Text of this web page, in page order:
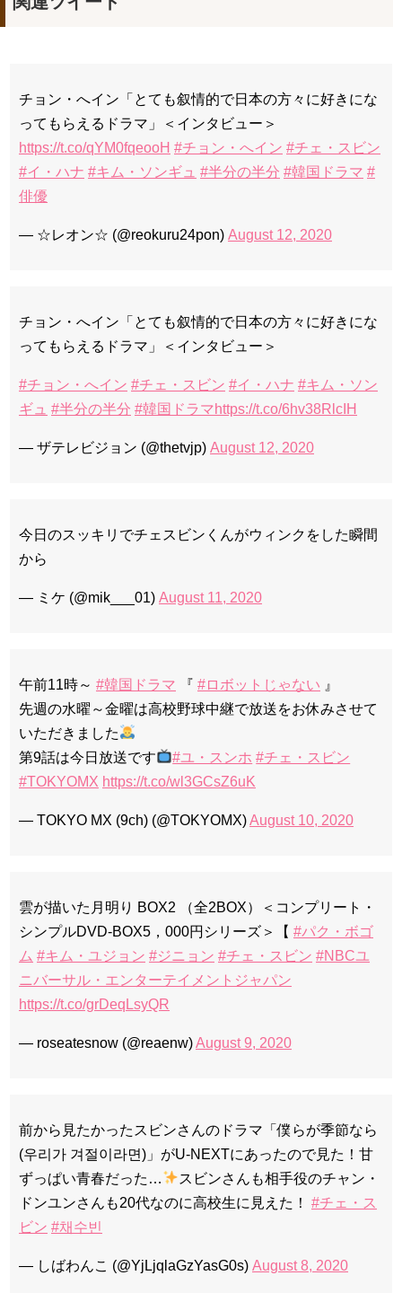
チョン・へイン「とても叙情的で日本の方々に好きにな
ってもらえるドラマ」＜インタビュー＞
https://t.co/qYM0fqeooH #チョン・へイン #チェ・スビン
#イ・ハナ #キム・ソンギュ #半分の半分 #韓国ドラマ #
俳優
— ☆レオン☆ (@reokuru24pon) August 12, 2020
チョン・へイン「とても叙情的で日本の方々に好きにな
ってもらえるドラマ」＜インタビュー＞
#チョン・へイン #チェ・スビン #イ・ハナ #キム・ソン
ギュ #半分の半分 #韓国ドラマhttps://t.co/6hv38RlcIH
— ザテレビジョン (@thetvjp) August 12, 2020
今日のスッキリでチェスビンくんがウィンクをした瞬間
から
— ミケ (@mik___01) August 11, 2020
午前11時～ #韓国ドラマ 『 #ロボットじゃない 』
先週の水曜～金曜は高校野球中継で放送をお休みさせて
いただきました
第9話は今日放送です
#ユ・スンホ #チェ・スビン
#TOKYOMX https://t.co/wl3GCsZ6uK
— TOKYO MX (9ch) (@TOKYOMX)August 10, 2020
雲が描いた月明り BOX2 （全2BOX）＜コンプリート・
シンプルDVD-BOX5，000円シリーズ＞【 #パク・ボゴ
ム #キム・ユジョン #ジニョン #チェ・スビン #NBCユ
ニバーサル・エンターテイメントジャパン
https://t.co/grDeqLsyQR
— roseatesnow (@reaenw)August 9, 2020
前から見たかったスビンさんのドラマ「僕らが季節なら
(우리가 겨절이라면)」がU-NEXTにあったので見た！甘
ずっぱい青春だった…
スビンさんも相手役のチャン・
ドンユンさんも20代なのに高校生に見えた！ #チェ・ス
ビン #채수빈
— しばわんこ (@YjLjqlaGzYasG0s) August 8, 2020